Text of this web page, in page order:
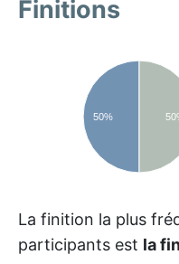
Finitions
50%
La finition la plus
participants est la